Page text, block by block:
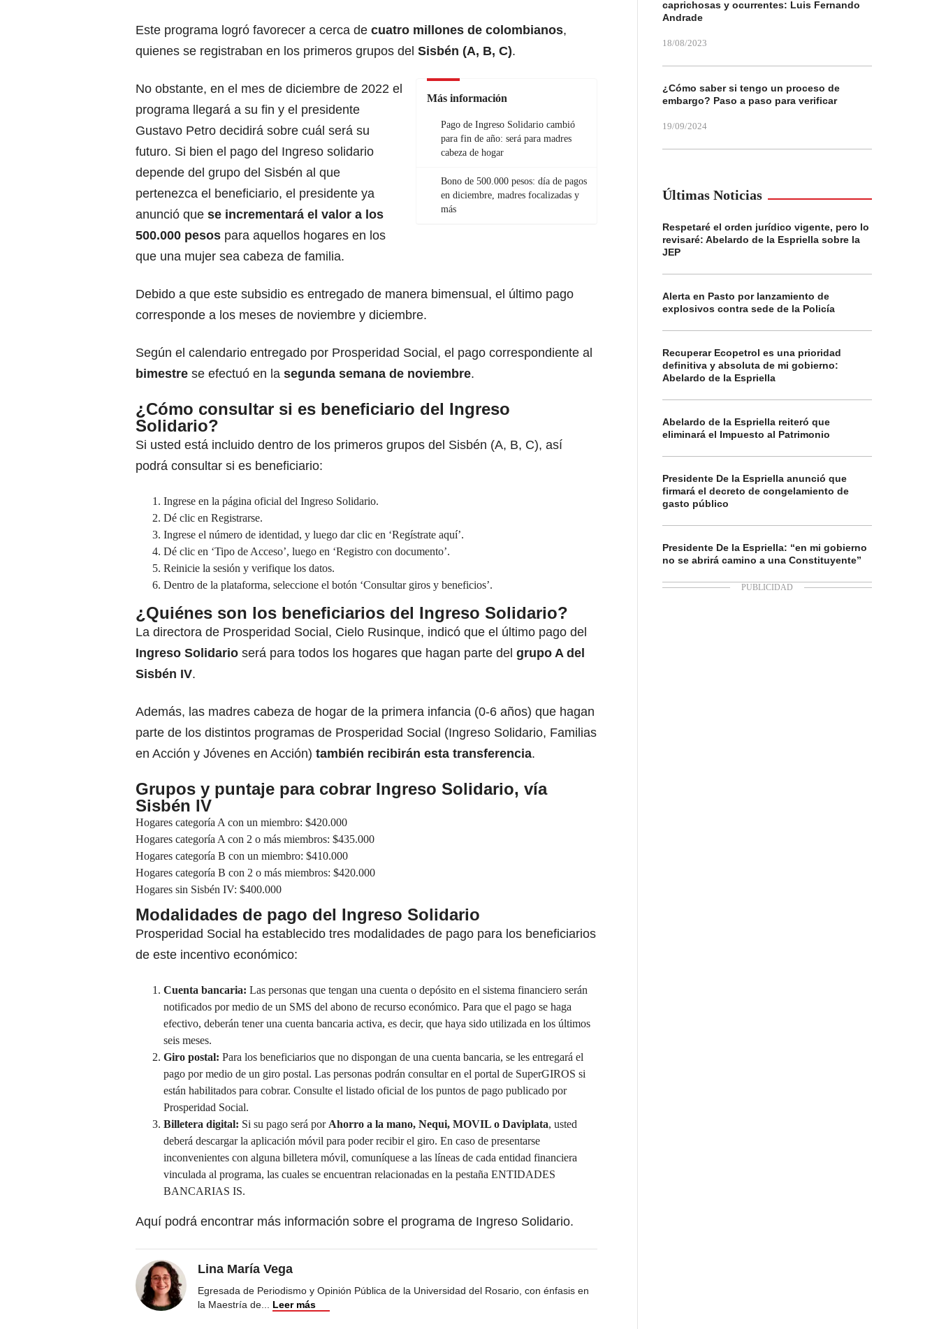
Este programa logró favorecer a cerca de cuatro millones de colombianos,
quienes se registraban en los primeros grupos del Sisbén (A, B, C).
Más información
Pago de Ingreso Solidario cambió
para fin de año: será para madres
cabeza de hogar
Bono de 500.000 pesos: día de pagos
en diciembre, madres focalizadas y
más
No obstante, en el mes de diciembre de 2022 el
programa llegará a su fin y el presidente
Gustavo Petro decidirá sobre cuál será su
futuro. Si bien el pago del Ingreso solidario
depende del grupo del Sisbén al que
pertenezca el beneficiario, el presidente ya
anunció que se incrementará el valor a los
500.000 pesos para aquellos hogares en los
que una mujer sea cabeza de familia.
Debido a que este subsidio es entregado de manera bimensual, el último pago
corresponde a los meses de noviembre y diciembre.
Según el calendario entregado por Prosperidad Social, el pago correspondiente al
bimestre se efectuó en la segunda semana de noviembre.
¿Cómo consultar si es beneficiario del Ingreso
Solidario?
Si usted está incluido dentro de los primeros grupos del Sisbén (A, B, C), así
podrá consultar si es beneficiario:
Ingrese en la página oficial del Ingreso Solidario.
Dé clic en Registrarse.
Ingrese el número de identidad, y luego dar clic en ‘Regístrate aquí’.
Dé clic en ‘Tipo de Acceso’, luego en ‘Registro con documento’.
Reinicie la sesión y verifique los datos.
Dentro de la plataforma, seleccione el botón ‘Consultar giros y beneficios’.
¿Quiénes son los beneficiarios del Ingreso Solidario?
La directora de Prosperidad Social, Cielo Rusinque, indicó que el último pago del
Ingreso Solidario será para todos los hogares que hagan parte del grupo A del
Sisbén IV.
Además, las madres cabeza de hogar de la primera infancia (0-6 años) que hagan
parte de los distintos programas de Prosperidad Social (Ingreso Solidario, Familias
en Acción y Jóvenes en Acción) también recibirán esta transferencia.
Grupos y puntaje para cobrar Ingreso Solidario, vía
Sisbén IV
Hogares categoría A con un miembro: $420.000
Hogares categoría A con 2 o más miembros: $435.000
Hogares categoría B con un miembro: $410.000
Hogares categoría B con 2 o más miembros: $420.000
Hogares sin Sisbén IV: $400.000
Modalidades de pago del Ingreso Solidario
Prosperidad Social ha establecido tres modalidades de pago para los beneficiarios
de este incentivo económico:
Cuenta bancaria: Las personas que tengan una cuenta o depósito en el sistema financiero serán
notificados por medio de un SMS del abono de recurso económico. Para que el pago se haga
efectivo, deberán tener una cuenta bancaria activa, es decir, que haya sido utilizada en los últimos
seis meses.
Giro postal: Para los beneficiarios que no dispongan de una cuenta bancaria, se les entregará el
pago por medio de un giro postal. Las personas podrán consultar en el portal de SuperGIROS si
están habilitados para cobrar. Consulte el listado oficial de los puntos de pago publicado por
Prosperidad Social.
Billetera digital: Si su pago será por Ahorro a la mano, Nequi, MOVIL o Daviplata, usted
deberá descargar la aplicación móvil para poder recibir el giro. En caso de presentarse
inconvenientes con alguna billetera móvil, comuníquese a las líneas de cada entidad financiera
vinculada al programa, las cuales se encuentran relacionadas en la pestaña ENTIDADES
BANCARIAS IS.
Aquí podrá encontrar más información sobre el programa de Ingreso Solidario.
Lina María Vega
Egresada de Periodismo y Opinión Pública de la Universidad del Rosario, con énfasis en
la Maestría de... Leer más
caprichosas y ocurrentes: Luis Fernando
Andrade
18/08/2023
¿Cómo saber si tengo un proceso de
embargo? Paso a paso para verificar
19/09/2024
Últimas Noticias
Respetaré el orden jurídico vigente, pero lo
revisaré: Abelardo de la Espriella sobre la
JEP
Alerta en Pasto por lanzamiento de
explosivos contra sede de la Policía
Recuperar Ecopetrol es una prioridad
definitiva y absoluta de mi gobierno:
Abelardo de la Espriella
Abelardo de la Espriella reiteró que
eliminará el Impuesto al Patrimonio
Presidente De la Espriella anunció que
firmará el decreto de congelamiento de
gasto público
Presidente De la Espriella: “en mi gobierno
no se abrirá camino a una Constituyente”